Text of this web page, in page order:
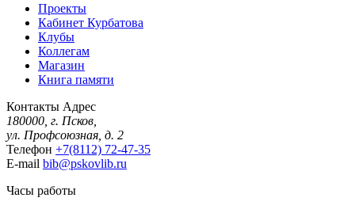
Проекты
Кабинет Курбатова
Клубы
Коллегам
Магазин
Книга памяти
Контакты Адрес
180000, г. Псков,
ул. Профсоюзная, д. 2
Телефон +7(8112) 72-47-35
E-mail bib@pskovlib.ru
Часы работы